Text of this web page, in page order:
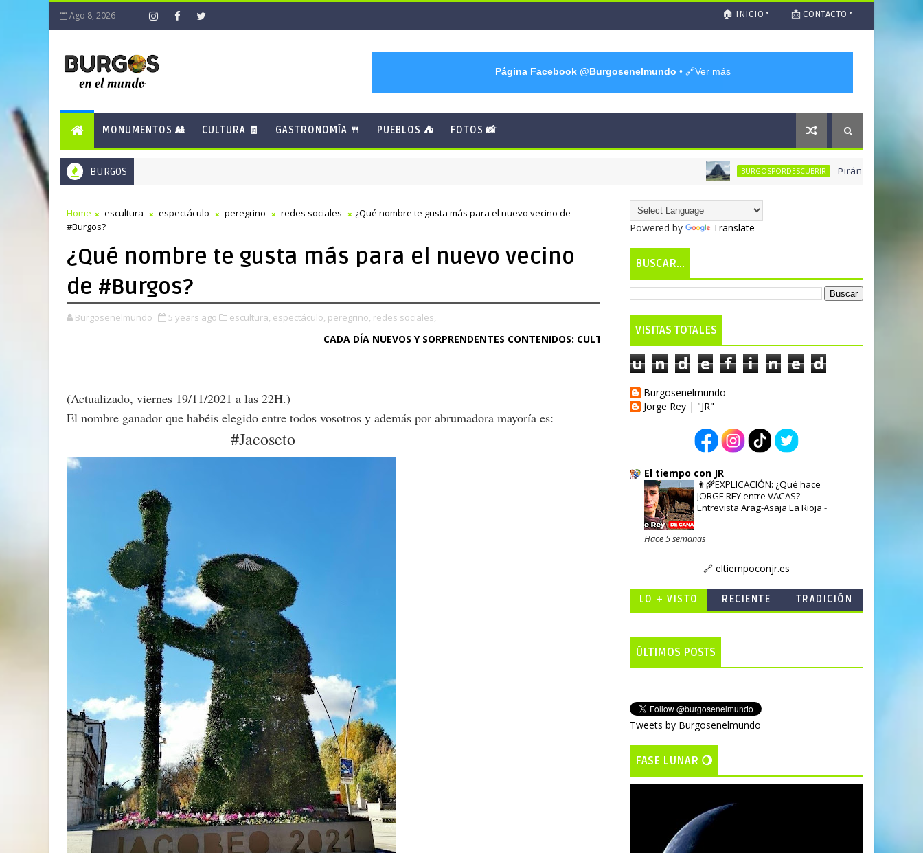
Ago 8, 2026 🏠 INICIO • 📩 CONTACTO •
Página Facebook @Burgosenelmundo • 🔗Ver más
MONUMENTOS 🎎 CULTURA 🧾 GASTRONOMÍA 🍴 PUEBLOS ⛺ FOTOS 📸
BURGOS BURGOSPORDESCUBRIR Pirámide de los Italianos
Home escultura espectáculo peregrino redes sociales
¿Qué nombre te gusta más para el nuevo vecino de
#Burgos?
¿Qué nombre te gusta más para el nuevo vecino
de #Burgos?
Burgosenelmundo 5 years ago escultura, espectáculo, peregrino, redes sociales,
CADA DÍA NUEVOS Y SORPRENDENTES CONTENIDOS: CULTURA, DEPORTE, GASTRONOMÍA, NATURALEZA, ARTE, COSTUMBRES.... TODO
(Actualizado, viernes 19/11/2021 a las 22H.)
El nombre ganador que habéis elegido entre todos vosotros y además por abrumadora mayoría es:
#Jacoseto
Powered by Translate
BUSCAR...
VISITAS TOTALES
u n d e f i n e d
Burgosenelmundo
Jorge Rey | "JR"
El tiempo con JR
👨‍🌾EXPLICACIÓN: ¿Qué hace
JORGE REY entre VACAS?
Entrevista Arag-Asaja La Rioja -
Hace 5 semanas
🔗 eltiempoconjr.es
LO + VISTO RECIENTE TRADICIÓN
ÚLTIMOS POSTS
Tweets by Burgosenelmundo
FASE LUNAR 🌖